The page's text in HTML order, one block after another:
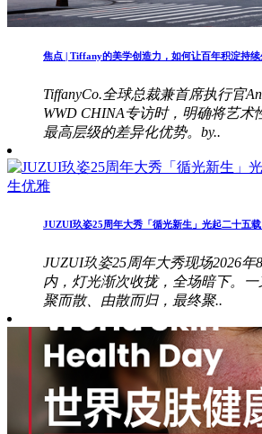
焦点 | Tiffany的美学创造力，如何让百年积淀持续
TiffanyCo.全球总裁兼首席执行官
WWD CHINA专访时，明确将艺术
最高层级的差异化优势。by..
JUZUI玖姿25周年大秀「循光新生」光起二十五
JUZUI玖姿25周年大秀现场2026年
内，灯光渐次收拢，全场暗下。
聚而散、由散而归，最终聚..